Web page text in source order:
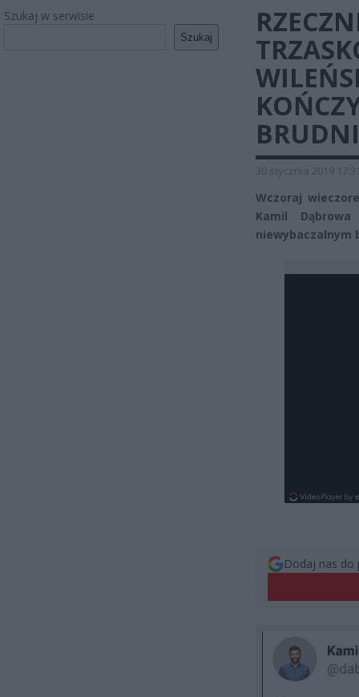
Szukaj w serwisie
Szukaj
30 stycznia 2019
Wczoraj
Kamil
niewybaczalnym
Dodaj nas do